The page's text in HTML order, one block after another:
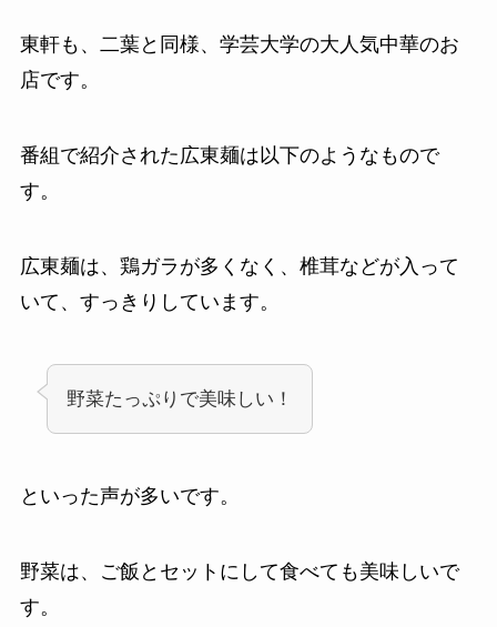
東軒も、二葉と同様、学芸大学の大人気中華のお
店です。
番組で紹介された広東麺は以下のようなもので
す。
広東麺は、鶏ガラが多くなく、椎茸などが入って
いて、すっきりしています。
野菜たっぷりで美味しい！
といった声が多いです。
野菜は、ご飯とセットにして食べても美味しいで
す。